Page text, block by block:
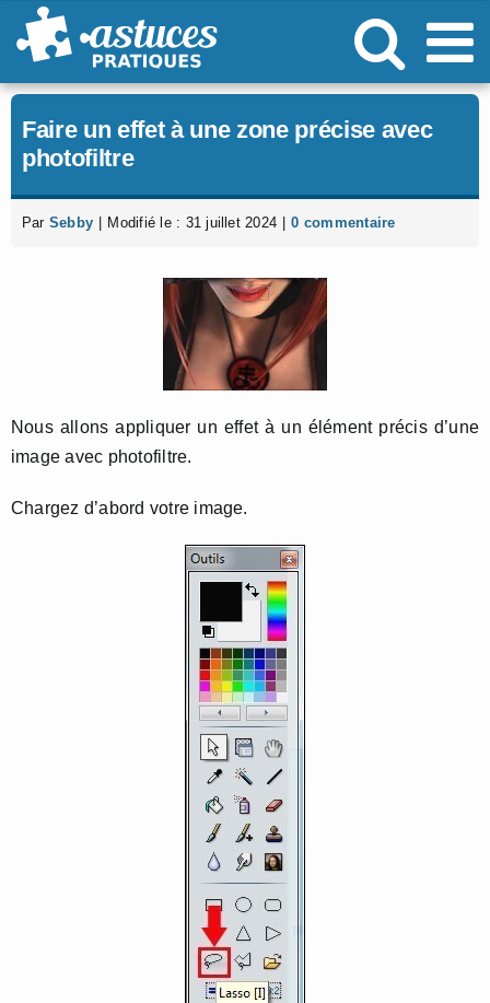
Passer
au
Faire un effet à une zone précise avec
photofiltre
Par Sebby Modifié le : 31 juillet 2024 0 commentaire
Nous allons appliquer un effet à un élément précis d’une
image avec photofiltre.
Chargez d’abord votre image.